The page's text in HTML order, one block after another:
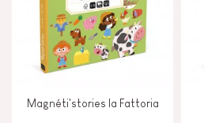
Magnéti'stories la Fattoria